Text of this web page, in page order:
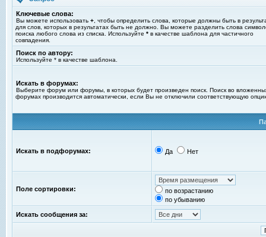
Ключевые слова:
Вы можете использовать + , чтобы определить слова, которые должны быть в
для слов, которых в результатах быть не должно. Вы можете разделить слова
поиска любого слова из списка. Используйте * в качестве шаблона для частичного
совпадения.
Поиск по автору:
Используйте * в качестве шаблона.
Искать в форумах:
Выберите форум или форумы, в которых будет произведен поиск. Поиск во
форумах производится автоматически, если Вы не отключили соответствующую
Искать в подфорумах: Да Нет
Поле сортировки:
по возрастанию
по убыванию
Искать сообщения за: